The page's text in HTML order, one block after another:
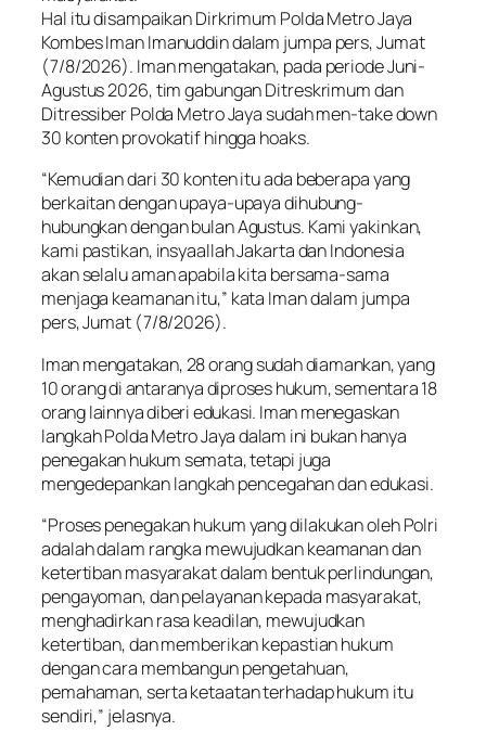
Hal itu disampaikan Dirkrimum Polda Metro Jaya
Kombes Iman Imanuddin dalam jumpa pers, Jumat
(7/8/2026). Iman mengatakan, pada periode Juni-
Agustus 2026, tim gabungan Ditreskrimum dan
Ditressiber Polda Metro Jaya sudah men-take down
30 konten provokatif hingga hoaks.
“Kemudian dari 30 konten itu ada beberapa yang
berkaitan dengan upaya-upaya dihubung-
hubungkan dengan bulan Agustus. Kami yakinkan,
kami pastikan, insyaallah Jakarta dan Indonesia
akan selalu aman apabila kita bersama-sama
menjaga keamanan itu,” kata Iman dalam jumpa
pers, Jumat (7/8/2026).
Iman mengatakan, 28 orang sudah diamankan, yang
10 orang di antaranya diproses hukum, sementara 18
orang lainnya diberi edukasi. Iman menegaskan
langkah Polda Metro Jaya dalam ini bukan hanya
penegakan hukum semata, tetapi juga
mengedepankan langkah pencegahan dan edukasi.
“Proses penegakan hukum yang dilakukan oleh Polri
adalah dalam rangka mewujudkan keamanan dan
ketertiban masyarakat dalam bentuk perlindungan,
pengayoman, dan pelayanan kepada masyarakat,
menghadirkan rasa keadilan, mewujudkan
ketertiban, dan memberikan kepastian hukum
dengan cara membangun pengetahuan,
pemahaman, serta ketaatan terhadap hukum itu
sendiri,” jelasnya.